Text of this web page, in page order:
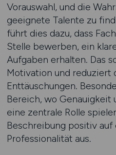
Vorauswahl, und die
geeignete Talente zu
führt dies dazu, dass
Stelle bewerben, ein
Aufgaben erhalten. Das
Motivation und reduziert
Enttäuschungen.
Bereich, wo Genauigkeit
eine zentrale Rolle
Beschreibung positiv
Professionalität aus.